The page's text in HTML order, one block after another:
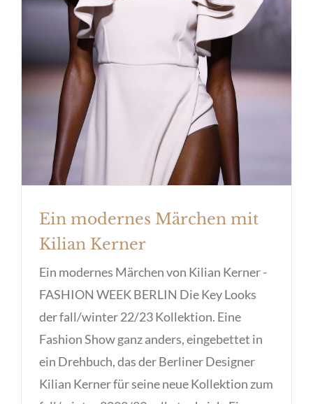
Ein modernes Märchen mit
Kilian Kerner
Ein modernes Märchen von Kilian Kerner -
FASHION WEEK BERLIN Die Key Looks
der fall/winter 22/23 Kollektion. Eine
Fashion Show ganz anders, eingebettet in
ein Drehbuch, das der Berliner Designer
Kilian Kerner für seine neue Kollektion zum